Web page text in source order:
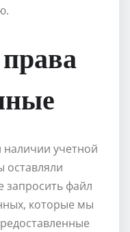
наличии учетной
оставляли
файл
которые мы